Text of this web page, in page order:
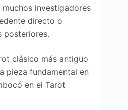
investigadores
directo o
posteriores.
clásico más antiguo
pieza fundamental en
en el Tarot